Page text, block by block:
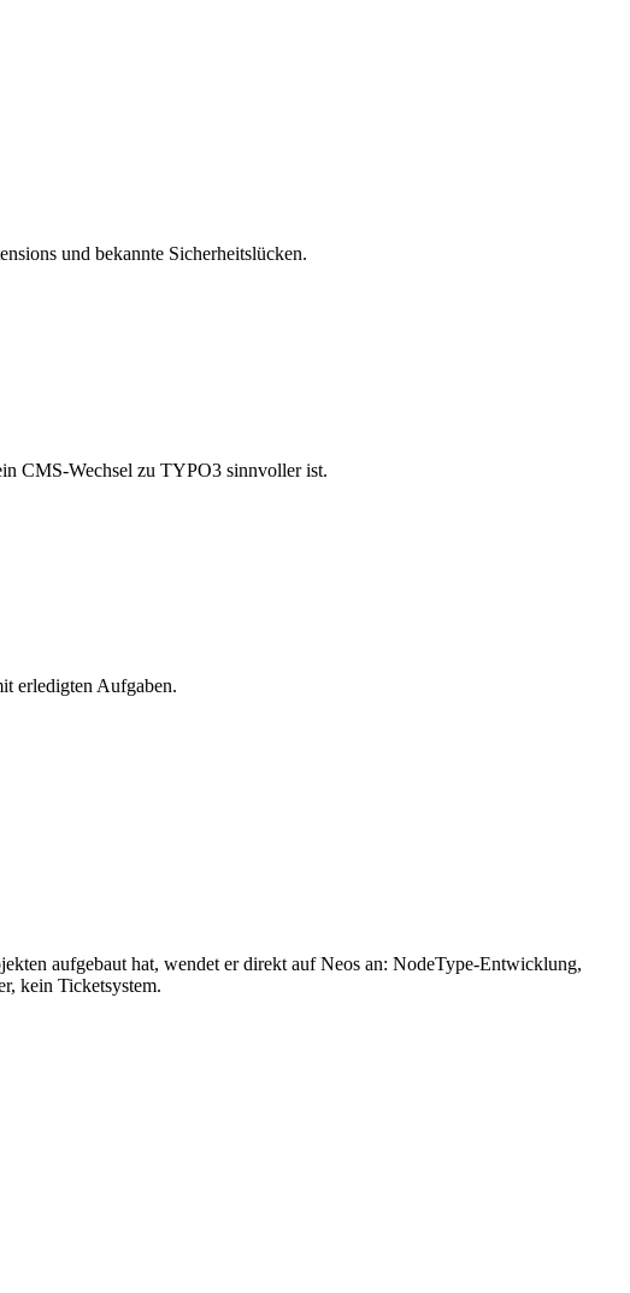
und bekannte Sicherheitslücken.
CMS-Wechsel zu TYPO3 sinnvoller ist.
erledigten Aufgaben.
aufgebaut hat, wendet er direkt auf Neos an: NodeType-Entwicklung,
kein Ticketsystem.